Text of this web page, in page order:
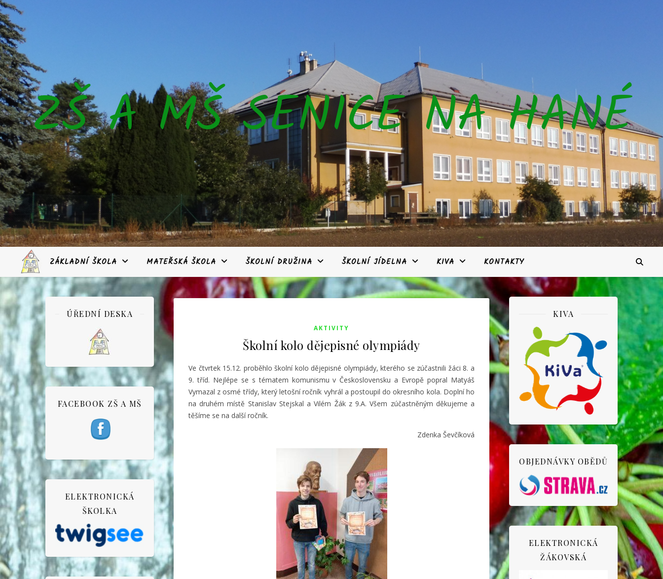
ZŠ A MŠ SENICE NA HANÉ
ZÁKLADNÍ ŠKOLA MATEŘSKÁ ŠKOLA ŠKOLNÍ DRUŽINA ŠKOLNÍ JÍDELNA KIVA KONTAKTY
ÚŘEDNÍ DESKA
FACEBOOK ZŠ A MŠ
ELEKTRONICKÁ
ŠKOLKA
AKTIVITY
Školní kolo dějepisné olympiády
Ve čtvrtek 15.12. proběhlo školní kolo dějepisné olympiády, kterého se zúčastnili žáci 8. a
9. tříd. Nejlépe se s tématem komunismu v Československu a Evropě popral Matyáš
Vymazal z osmé třídy, který letošní ročník vyhrál a postoupil do okresního kola. Doplní ho
na druhém místě Stanislav Stejskal a Vilém Žák z 9.A. Všem zúčastněným děkujeme a
těšíme se na další ročník.
Zdenka Ševčíková
KIVA
OBJEDNÁVKY OBĚDŮ
ELEKTRONICKÁ
ŽÁKOVSKÁ